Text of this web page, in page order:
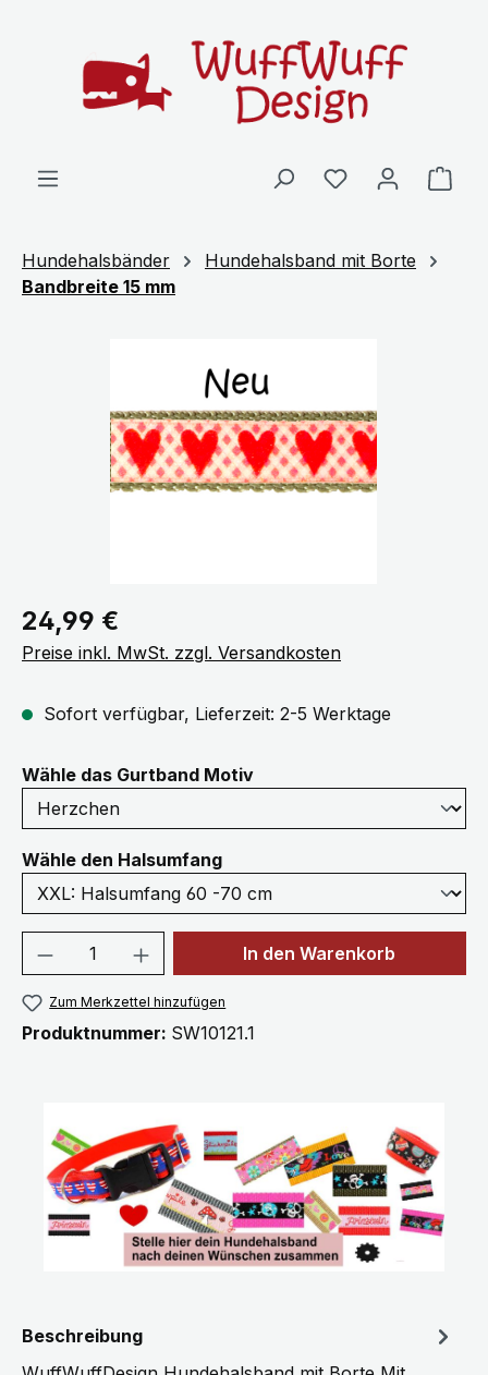
Hundehalsbänder
Hundehalsband mit Borte
Bandbreite 15 mm
Regulärer Preis:
24,99 €
Preise inkl. MwSt. zzgl. Versandkosten
Sofort verfügbar, Lieferzeit: 2-5 Werktage
Wähle das Gurtband Motivauswählen
Wähle den Halsumfangauswählen
Produkt Anzahl: Gib denIn den Warenkorb
Zum Merkzettel hinzufügen
Produktnummer: SW10121.1
Beschreibung